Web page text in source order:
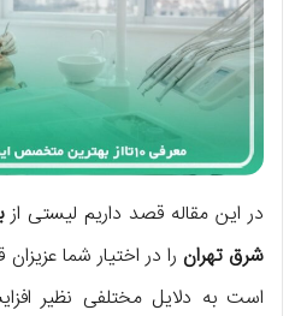
در این مقاله قصد داریم لیستی از
شرق تهران را در اختیار شما
است به دلایل مختلفی نظیر